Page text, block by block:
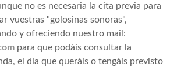
no es necesaria la cita previa para
vuestras "golosinas sonoras",
y ofreciendo nuestro mail:
para que podáis consultar la
el día que queráis o tengáis previsto